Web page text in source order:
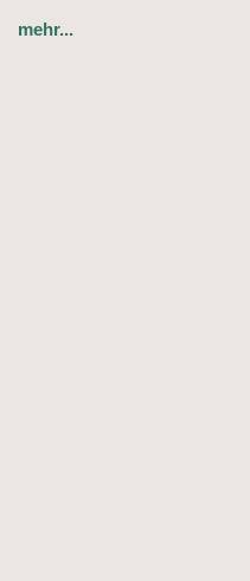
mehr...